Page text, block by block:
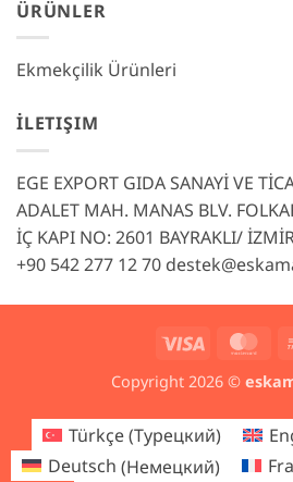
ÜRÜNLER
Ekmekçilik Ürünleri
İLETIŞIM
EGE EXPORT GIDA SANAYİ VE
ADALET MAH. MANAS BLV.
İÇ KAPI NO: 2601 BAYRAKLI/
+90 542 277 12 70
Visa
Copyright 2026 ©
Türkçe(Турецкий)
Deutsch (Немецкий)